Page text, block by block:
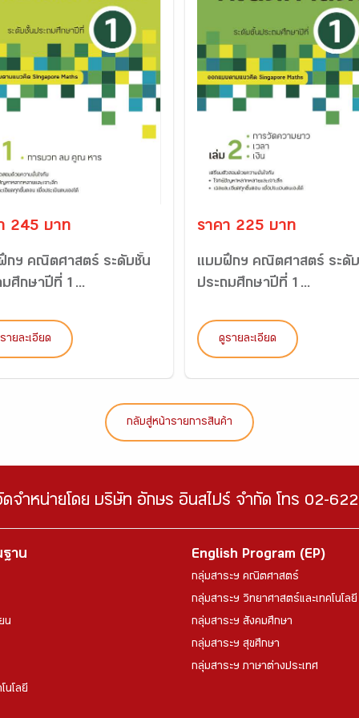
245 บาท
กฯ คณิตศาสตร์ ระดับชั้น
มศึกษาปีที่ 1...
ายละเอียด
ราคา 225 บาท
แบบฝึกฯ คณิตศาสตร์ ระดั
ประถมศึกษาปีที่ 1...
ดูรายละเอียด
กลับสู่หน้ารายการสินค้า
จำหน่ายโดย บริษัท อักษร อินสไปร์ จำกัด โทร 02-
าน
น
นโลยี
English Program (EP)
กลุ่มสาระฯ คณิตศาสตร์
กลุ่มสาระฯ วิทยาศาสตร์และเทคโนโลยี
กลุ่มสาระฯ สังคมศึกษา
กลุ่มสาระฯ สุขศึกษา
กลุ่มสาระฯ ภาษาต่างประเทศ